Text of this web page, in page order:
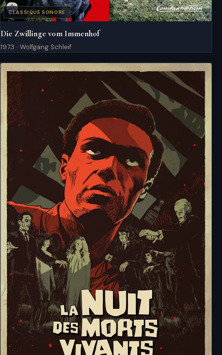
CLASSIQUE SONORE
Die Zwillinge vom Immenhof
1973 · Wolfgang Schleif